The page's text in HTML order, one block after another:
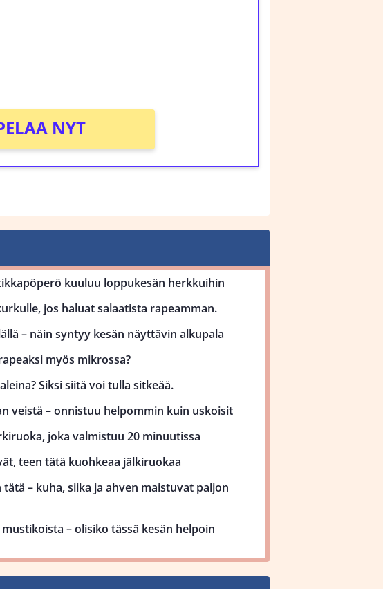
NYT
kuuluu loppukesän herkkuihin
jos haluat salaatista rapeamman.
– näin syntyy kesän näyttävin alkupala
myös mikrossa?
Siksi siitä voi tulla sitkeää.
veistä – onnistuu helpommin kuin uskoisit
joka valmistuu 20 minuutissa
teen tätä kuohkeaa jälkiruokaa
– kuha, siika ja ahven maistuvat paljon
– olisiko tässä kesän helpoin